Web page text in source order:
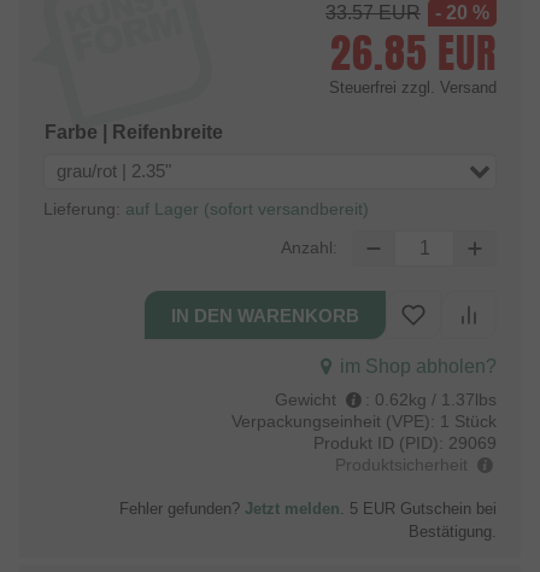
33.57EUR - 20 %
26.85 EUR
Steuerfrei zzgl. Versand
Farbe | Reifenbreite
grau/rot | 2.35"
Lieferung: auf Lager (sofort versandbereit)
Anzahl:
im Shop abholen?
Gewicht : 0.62kg / 1.37lbs
Verpackungseinheit (VPE): 1 Stück
Produkt ID (PID): 29069
Produktsicherheit
Fehler gefunden? Jetzt melden . 5 EUR Gutschein bei
Bestätigung.